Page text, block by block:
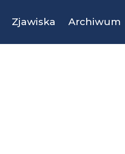
Zjawiska Archiwum